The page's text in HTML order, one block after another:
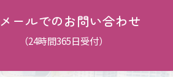
メールでのお問い合わせ
（24時間365日受付）